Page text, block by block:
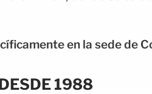
en la sede de
1988